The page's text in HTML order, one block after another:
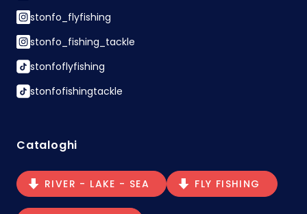
stonfo_flyfishing
stonfo_fishing_tackle
stonfoflyfishing
stonfofishingtackle
Cataloghi
RIVER - LAKE - SEA FLY FISHING